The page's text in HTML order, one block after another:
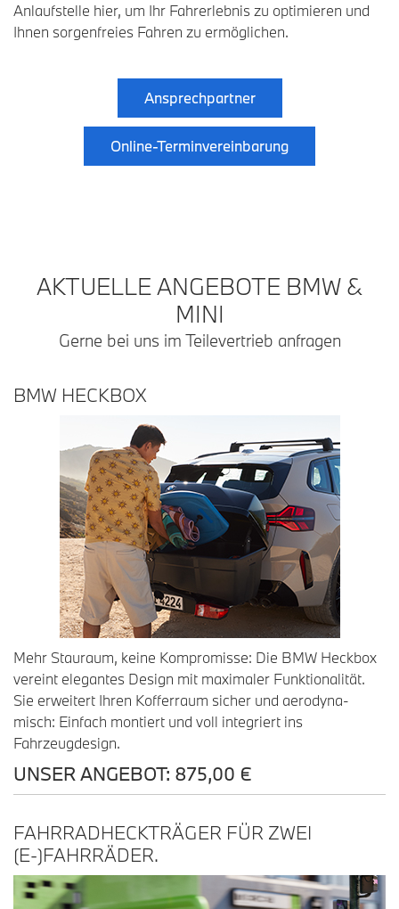
Anlaufstelle hier, um Ihr Fahrerlebnis zu optimieren und
Ihnen sorgenfreies Fahren zu ermöglichen.
Ansprechpartner
Online-Terminvereinbarung
AKTUELLE ANGEBOTE BMW &
MINI
Gerne bei uns im Teilevertrieb anfragen
BMW HECKBOX
Mehr Stauraum, keine Kompromisse: Die BMW Heckbox
vereint elegantes Design mit maximaler Funktionalität.
Sie erweitert Ihren Kofferraum sicher und aerodyna-
misch: Einfach montiert und voll integriert ins
Fahrzeugdesign.
UNSER ANGEBOT: 875,00 €
FAHRRADHECKTRÄGER FÜR ZWEI
(E-)FAHRRÄDER.